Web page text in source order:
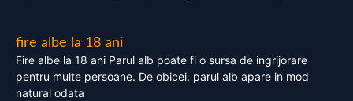
fire albe la 18 ani
Fire albe la 18 ani Parul alb poate fi o sursa de ingrijorare
pentru multe persoane. De obicei, parul alb apare in mod
natural odata